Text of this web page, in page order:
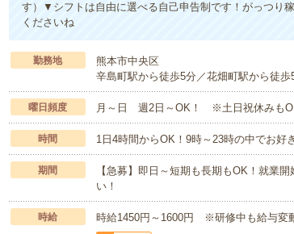
す）▼シフトは自由に選べる自己申告制です！がっつり
くださいね
勤務地
熊本市中央区
辛島町駅から徒歩5分／花畑町駅から徒
曜日頻度 月～日 週2日～OK！ ※土日祝休みも
時間 1日4時間からOK！9時～23時の中でお好
期間
【急募】即日～短期も長期もOK！就業
い！
時給 時給1450円～1600円 ※研修中も給与変